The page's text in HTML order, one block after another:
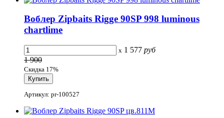
Воблер Zipbaits Rigge 90SP 998 luminous
chartlime
x 1 577 руб
1 900
Скидка 17%
Артикул: pr-100527